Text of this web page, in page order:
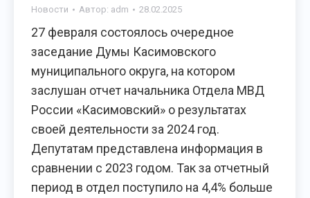
Новости Автор: adm 28.02.2025
27 февраля состоялось очередное
заседание Думы Касимовского
муниципального округа, на котором
заслушан отчет начальника Отдела МВД
России «Касимовский» о результатах
своей деятельности за 2024 год.
Депутатам представлена информация в
сравнении с 2023 годом. Так за отчетный
период в отдел поступило на 4,4% больше